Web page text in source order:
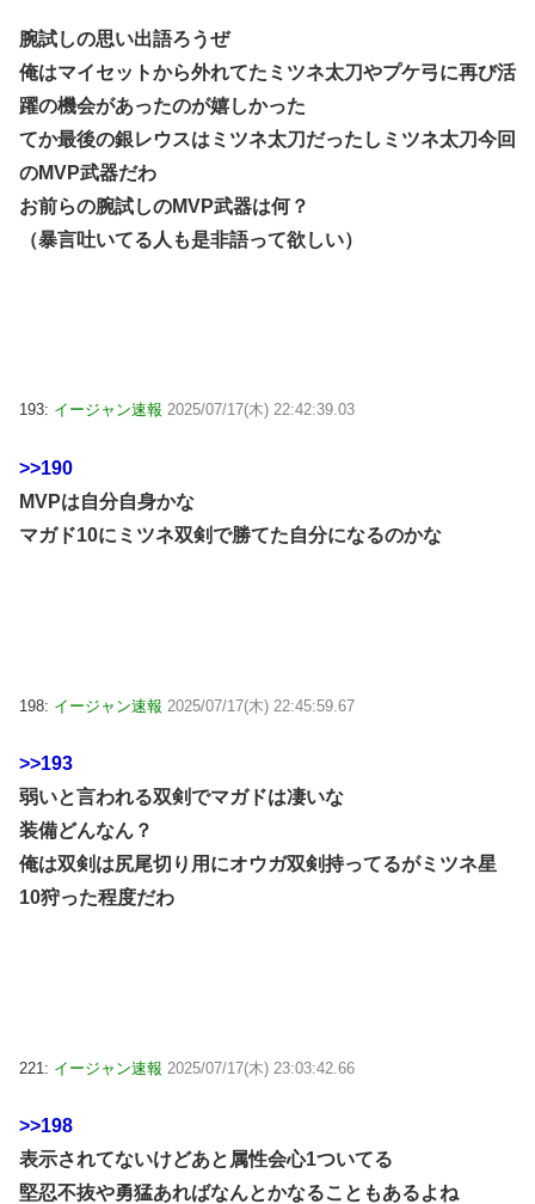
腕試しの思い出語ろうぜ
俺はマイセットから外れてたミツネ太刀やプケ弓に再び活
躍の機会があったのが嬉しかった
てか最後の銀レウスはミツネ太刀だったしミツネ太刀今回
のMVP武器だわ
お前らの腕試しのMVP武器は何？
（暴言吐いてる人も是非語って欲しい）
193: イージャン速報 2025/07/17(木) 22:42:39.03
>>190
MVPは自分自身かな
マガド10にミツネ双剣で勝てた自分になるのかな
198: イージャン速報 2025/07/17(木) 22:45:59.67
>>193
弱いと言われる双剣でマガドは凄いな
装備どんなん？
俺は双剣は尻尾切り用にオウガ双剣持ってるがミツネ星
10狩った程度だわ
221: イージャン速報 2025/07/17(木) 23:03:42.66
>>198
表示されてないけどあと属性会心1ついてる
堅忍不抜や勇猛あればなんとかなることもあるよね